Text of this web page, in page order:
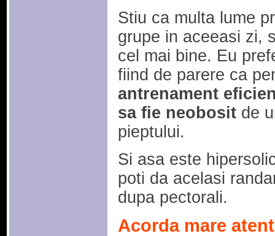
Stiu ca multa lume
grupe in aceeasi zi,
cel mai bine. Eu
fiind de parere ca
antrenament
sa fie neobositde
pieptului.
Si asa este
poti da acelasi
dupa pectorali.
Acorda mare